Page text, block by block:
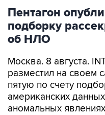
Пентагон
подборку
об НЛО
Москва. 8 августа.
разместил на своем
пятую по счету
американских
аномальных